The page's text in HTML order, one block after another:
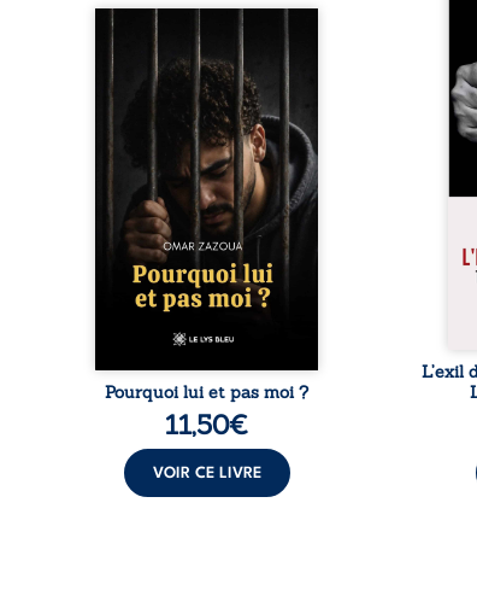
Pourquoi lui et pas moi ?
raconte le parcours de l’auteur
marqué par les mauvais choix,
la chute et l’épreuve de
l’enfermement. Mais il dévoile
également les espoirs qui lui
ont permis de ne pas renoncer.
Au-delà d’une histoire
personnelle, ce témoignage
interroge le destin, la
responsabilité, la résilience et
la possibilité de se
reconstruire malgré les
obstacles. Un ouvrage ...
Pourquoi lui et pas moi ?
11,50€
VOIR CE LIVRE
«
les
L’exil